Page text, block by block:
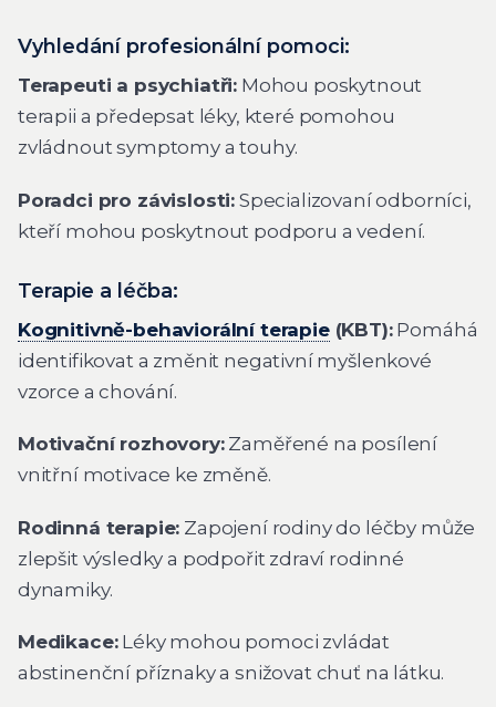
Vyhledání profesionální pomoci:
Terapeuti a psychiatři: Mohou poskytnout
terapii a předepsat léky, které pomohou
zvládnout symptomy a touhy.
Poradci pro závislosti: Specializovaní odborníci,
kteří mohou poskytnout podporu a vedení.
Terapie a léčba:
Kognitivně-behaviorální terapie(KBT):Pomáhá
identifikovat a změnit negativní myšlenkové
vzorce a chování.
Motivační rozhovory:Zaměřené na posílení
vnitřní motivace ke změně.
Rodinná terapie: Zapojení rodiny do léčby může
zlepšit výsledky a podpořit zdraví rodinné
dynamiky.
Medikace:Léky mohou pomoci zvládat
abstinenční příznaky a snižovat chuť na látku.